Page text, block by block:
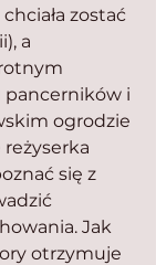
zostać
a
i
ogrodzie
się z
Jak
otrzymuje